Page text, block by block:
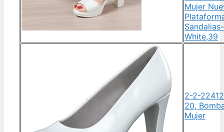
Mujer
Sandalias-
White,39
2-2-
20,
Mujer